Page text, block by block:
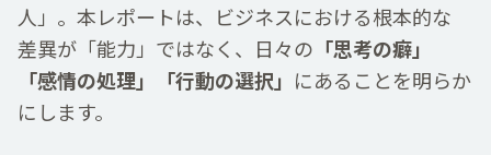
人 」。 本レポートは、ビジネスにおける根本的な
差異が「能力 」ではなく、 日々の 「思考の癖」
「感情の処理」「行動の選択」 にあることを明らか
にします。